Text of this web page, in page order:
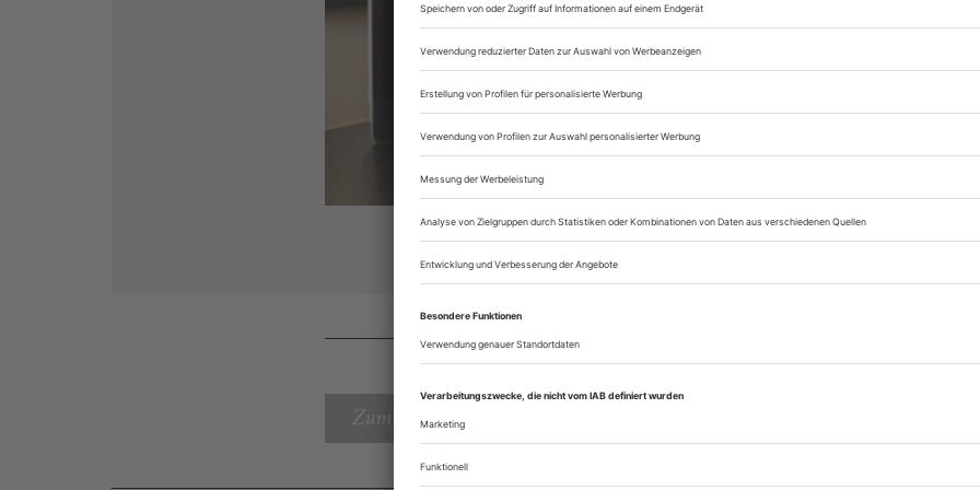
Zugang zum
Sie können alle Vorteile
Digital-Abo testen
Zum Inhaltsverzeichnis